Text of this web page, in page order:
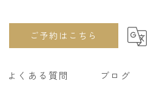
ご予約はこちら
よくある質問 ブログ